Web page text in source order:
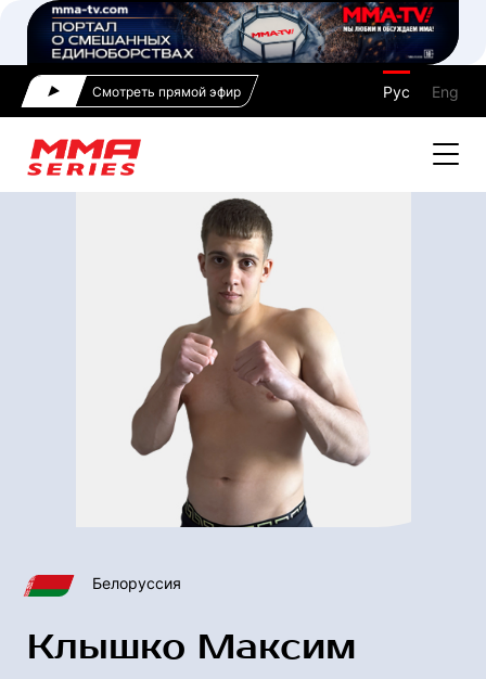
Смотреть прямой эфир Рус Eng
Белоруссия
Клышко Максим